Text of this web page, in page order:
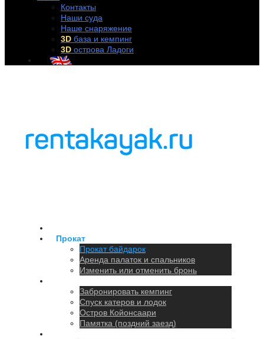
Контакты
Наши суда
Наше снаряжение
3D база и кемпинг
3D острова Ладоги
Прокат
Прокат байдарок
Аренда палаток и спальников
Изменить или отменить бронь
Забронировать кемпинг
Спуск катеров и лодок
Остров Койонсаари
Памятка (поздний заезд)